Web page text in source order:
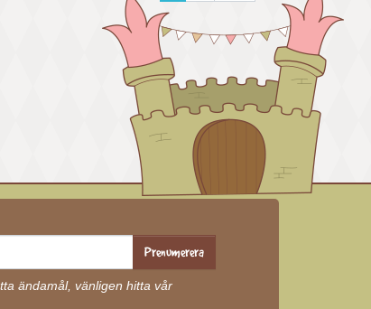
Prenumerera
ändamål, vänligen hitta vår